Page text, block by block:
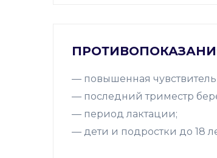
— повышенная
— последний триместр
— период лактации;
— дети и подростки до 18